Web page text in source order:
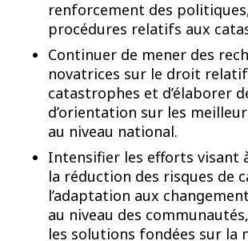
renforcement des
procédures relatifs aux
Continuer de mener des
novatrices sur le droit
catastrophes et d’élaborer
d’orientation sur les
au niveau national.
Intensifier les efforts visant
la réduction des risques de
l’adaptation aux
au niveau des
les solutions fondées sur la